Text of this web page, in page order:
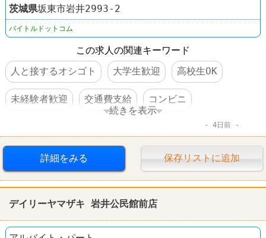
茨城県坂東市岩井2993‐2
バイトルドットコム
この求人の関連キーワード
人と接するオシゴト
大学生歓迎 高校生OK
未経験者歓迎 交通費支給 コンビニ
続きを表示
4日前
詳細をみる 保存リストに追加
デイリーヤマザキ 岩井公民館前店